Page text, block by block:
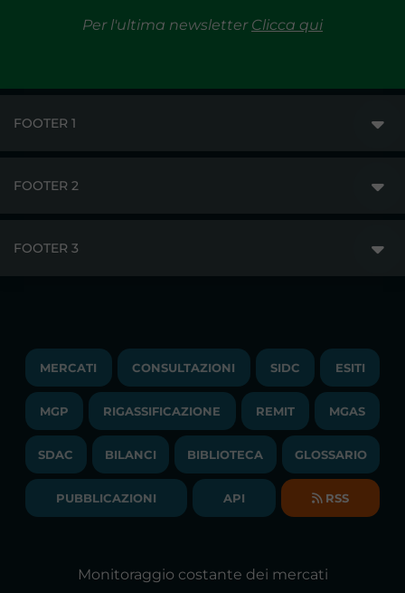
Per l'ultima newsletter Clicca qui
FOOTER 1
PUBBLICAZIONI
COMUNICATI/NEWS
NEWSLETTER
BILANCI DI ESERCIZIO
FOOTER 2
LAVORA CON NOI
BANDI DI GARA E CONTRATTI
SOCIETA' TRASPARENTE
FOOTER 3
TRAYPORT M. ELETTRICO
LIQUIDITY PROVIDERS
BIBLIOTECA
GLOSSARIO
DICHIARAZIONE DI ACCESSIBILITÀ
MERCATI CONSULTAZIONI SIDC ESITI
MGP RIGASSIFICAZIONE REMIT MGAS
SDAC BILANCI BIBLIOTECA GLOSSARIO
PUBBLICAZIONI API RSS
Monitoraggio costante dei mercati